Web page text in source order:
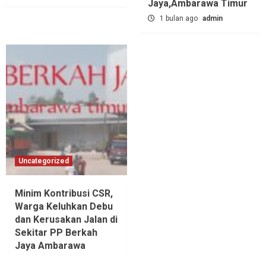
Jaya,‎Ambarawa Timur
1 bulan ago admin
Uncategorized
Minim Kontribusi CSR,
Warga Keluhkan Debu
dan Kerusakan Jalan di
Sekitar PP Berkah
Jaya Ambarawa‎